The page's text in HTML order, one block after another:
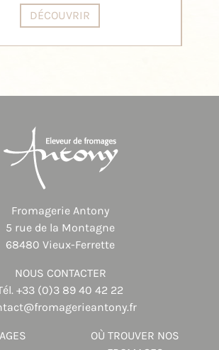
DÉCOUVRIR
Fromagerie Antony
5 rue de la Montagne
68480 Vieux-Ferrette
NOUS CONTACTER
+33 (0)3 89 40 42 22
OÙ TROUVER NOS